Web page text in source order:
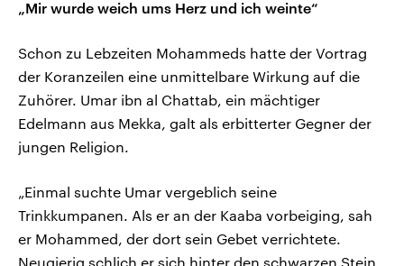
„Mir wurde weich ums Herz und ich weinte“
Schon zu Lebzeiten Mohammeds hatte der Vortrag
der Koranzeilen eine unmittelbare Wirkung auf die
Zuhörer. Umar ibn al Chattab, ein mächtiger
Edelmann aus Mekka, galt als erbitterter Gegner der
jungen Religion.
„Einmal suchte Umar vergeblich seine
Trinkkumpanen. Als er an der Kaaba vorbeiging, sah
er Mohammed, der dort sein Gebet verrichtete.
Neugierig schlich er sich hinter den schwarzen Stein